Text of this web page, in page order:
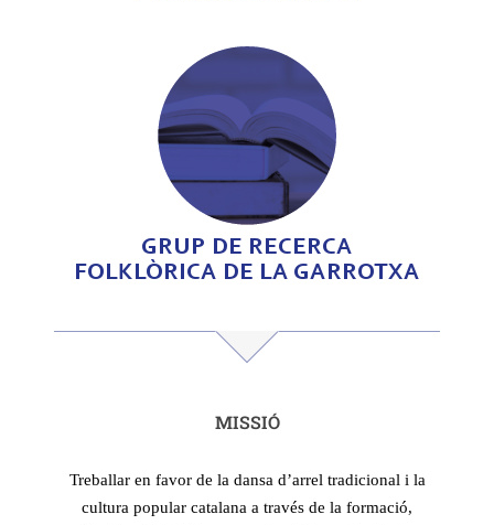
GRUP DE RECERCA
FOLKLÒRICA DE LA GARROTXA
MISSIÓ
Treballar en favor de la dansa d’arrel tradicional i la
cultura popular catalana a través de la formació,